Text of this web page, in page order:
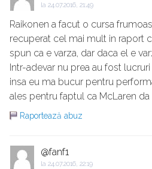
la 24.07.2016, 21:49
Raikonen a facut o cursa
recuperat cel mai mult in raport
spun ca e varza, dar daca el e
Intr-adevar nu prea au fost
insa eu ma bucur pentru
ales pentru faptul ca McLaren
Raportează abuz
@fanf1
la 24.07.2016, 22:19